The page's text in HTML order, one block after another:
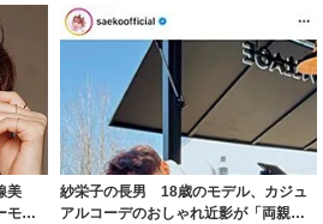
美
モデ
紗栄子の長男 18歳のモデル、カジュ
アルコーデのおしゃれ近影が「両親の